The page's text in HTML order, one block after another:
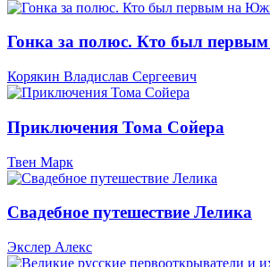
Гонка за полюс. Кто был первым
Корякин Владислав Сергеевич
Приключения Тома Сойера
Твен Марк
Свадебное путешествие Лелика
Экслер Алекс